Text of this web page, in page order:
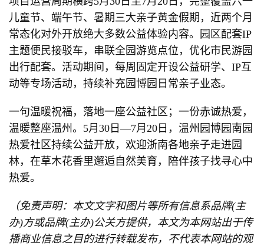
儿童节、端午节、暑期三大亲子黄金假期，近两个月
常态化对外开放绝大多数公益体验内容。园区配套IP
主题便民接驳车，串联全园游览点位，优化市民游园
出行配套。活动期间，每周固定开设公益研学、IP互
动等专场活动，持续补充园博园日常亲子业态。
一句温暖祝福，落地一座公益社区；一份赤诚热爱，
温暖整座温州。5月30日—7月20日，温州园博园南园
热爱社区持续公益开放，欢迎浙南各地亲子走进园
林，在草木花香里邂逅自然美育，陪伴孩子找寻心中
热爱。
（免责声明：本文文字和图片等所有信息系品牌(主
办)方或品牌(主办)公关方提供，本文为本网站出于传
播商业信息之目的进行转载发布，不代表本网站的观